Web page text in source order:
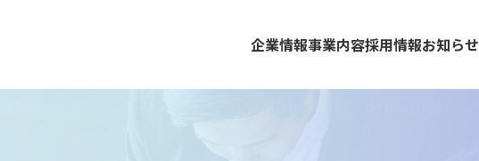
企業情報事業内容採用情報お知らせ